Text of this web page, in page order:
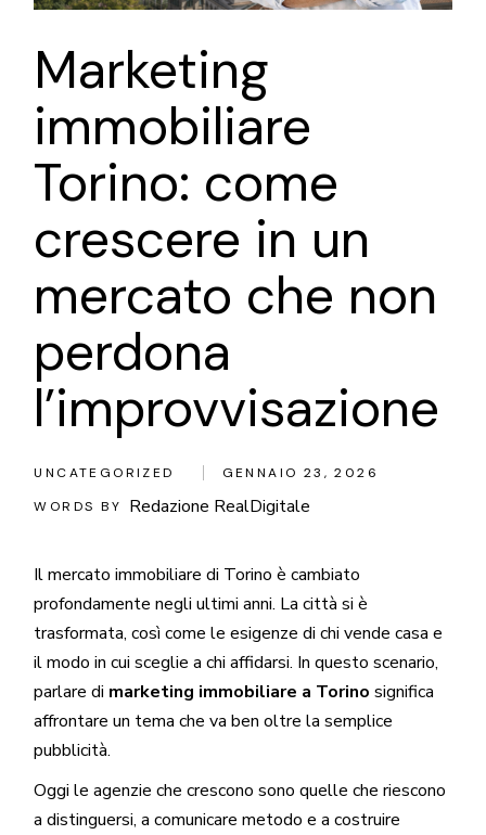
Marketing
immobiliare
Torino: come
crescere in un
mercato che non
perdona
l’improvvisazione
UNCATEGORIZED
GENNAIO 23, 2026
WORDS BY
Redazione RealDigitale
Il mercato immobiliare di Torino è cambiato
profondamente negli ultimi anni. La città si è
trasformata, così come le esigenze di chi vende casa e
il modo in cui sceglie a chi affidarsi. In questo scenario,
parlare di marketing immobiliare a Torino significa
affrontare un tema che va ben oltre la semplice
pubblicità.
Oggi le agenzie che crescono sono quelle che riescono
a distinguersi, a comunicare metodo e a costruire